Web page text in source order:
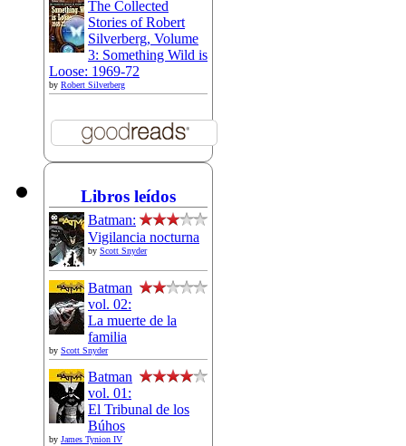
The Collected
Stories of Robert
Silverberg, Volume
3: Something Wild is
Loose: 1969-72
by Robert Silverberg
Libros leídos
Batman:
Vigilancia nocturna
by Scott Snyder
Batman
vol. 02:
La muerte de la
familia
by Scott Snyder
Batman
vol. 01:
El Tribunal de los
Búhos
by James Tynion IV